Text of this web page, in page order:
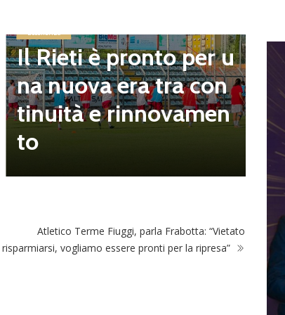
Eccellenza
Il Rieti è pronto per u
na nuova era tra con
tinuità e rinnovamen
to
Atletico Terme Fiuggi, parla Frabotta: “Vietato
risparmiarsi, vogliamo essere pronti per la ripresa”